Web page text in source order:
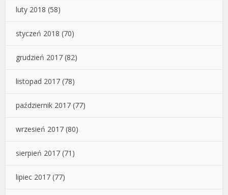
luty 2018 (58)
styczeń 2018 (70)
grudzień 2017 (82)
listopad 2017 (78)
październik 2017 (77)
wrzesień 2017 (80)
sierpień 2017 (71)
lipiec 2017 (77)